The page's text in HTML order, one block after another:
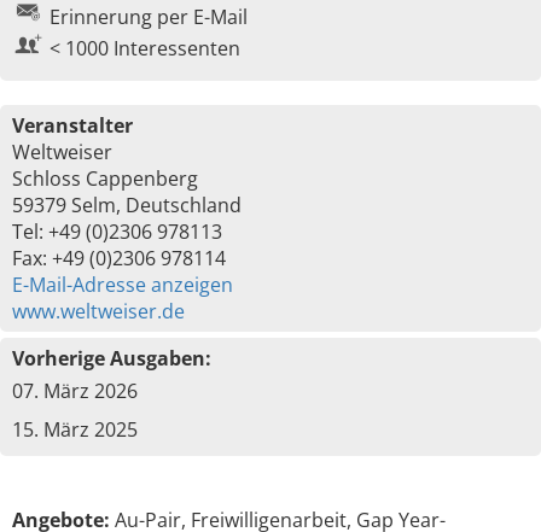
Erinnerung per E-Mail
< 1000 Interessenten
Veranstalter
Weltweiser
Schloss Cappenberg
59379 Selm, Deutschland
Tel: +49 (0)2306 978113
Fax: +49 (0)2306 978114
E-Mail-Adresse anzeigen
www.weltweiser.de
Vorherige Ausgaben:
07. März 2026
15. März 2025
Angebote: Au-Pair​, Freiwilligenarbeit​, Gap Year-